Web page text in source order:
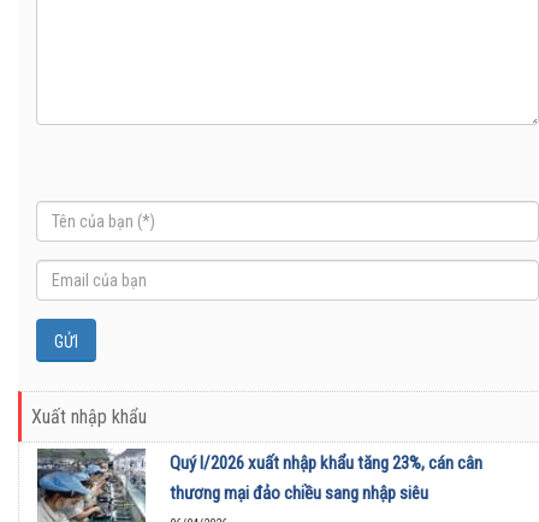
Xuất nhập khẩu
Quý I/2026 xuất nhập khẩu tăng 23%, cán cân
thương mại đảo chiều sang nhập siêu